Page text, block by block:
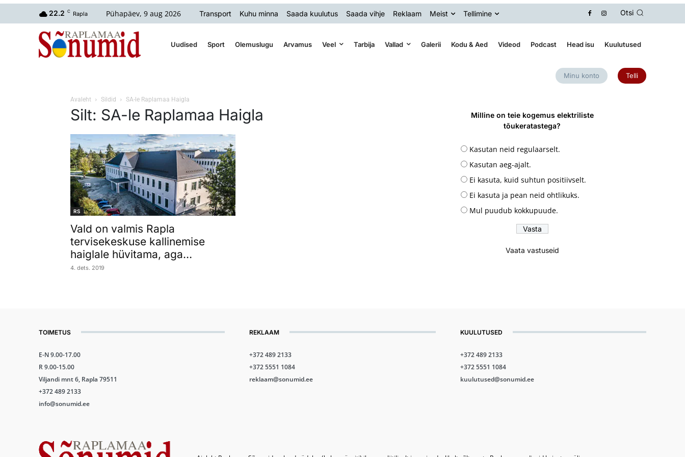
22.2 C Rapla Pühapäev, 9 aug 2026 Transport Kuhu minna Saada kuulutus Saada vihje Reklaam Meist Tellimine Otsi
Uudised Sport Olemuslugu Arvamus Veel Tarbija Vallad Galerii Kodu & Aed Videod Podcast Head isu Kuulutused
Minu konto Telli
Avaleht Sildid SA-le Raplamaa Haigla
Silt: SA-le Raplamaa Haigla
RS
Vald on valmis Rapla
tervisekeskuse kallinemise
haiglale hüvitama, aga…
4. dets. 2019
Milline on teie kogemus elektriliste
tõukeratastega?
Kasutan neid regulaarselt.
Kasutan aeg-ajalt.
Ei kasuta, kuid suhtun positiivselt.
Ei kasuta ja pean neid ohtlikuks.
Mul puudub kokkupuude.
Vaata vastuseid
TOIMETUS
E-N 9.00-17.00
R 9.00-15.00
Viljandi mnt 6, Rapla 79511
+372 489 2133
info@sonumid.ee
REKLAAM
+372 489 2133
+372 5551 1084
reklaam@sonumid.ee
KUULUTUSED
+372 489 2133
+372 5551 1084
kuulutused@sonumid.ee